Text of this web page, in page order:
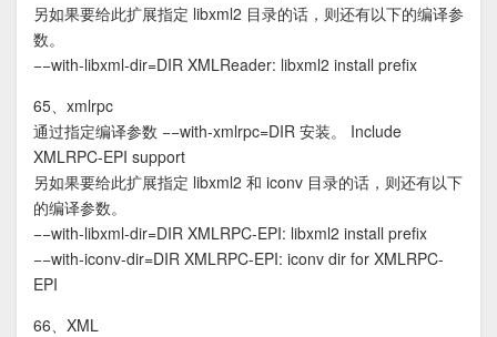
另如果要给此扩展指定 libxml2 目录的话，则还有以下的编译参
数。
−−with-libxml-dir=DIR XMLReader: libxml2 install prefix
65、xmlrpc
通过指定编译参数 −−with-xmlrpc=DIR 安装。 Include
XMLRPC-EPI support
另如果要给此扩展指定 libxml2 和 iconv 目录的话，则还有以下
的编译参数。
−−with-libxml-dir=DIR XMLRPC-EPI: libxml2 install prefix
−−with-iconv-dir=DIR XMLRPC-EPI: iconv dir for XMLRPC-
EPI
66、XML